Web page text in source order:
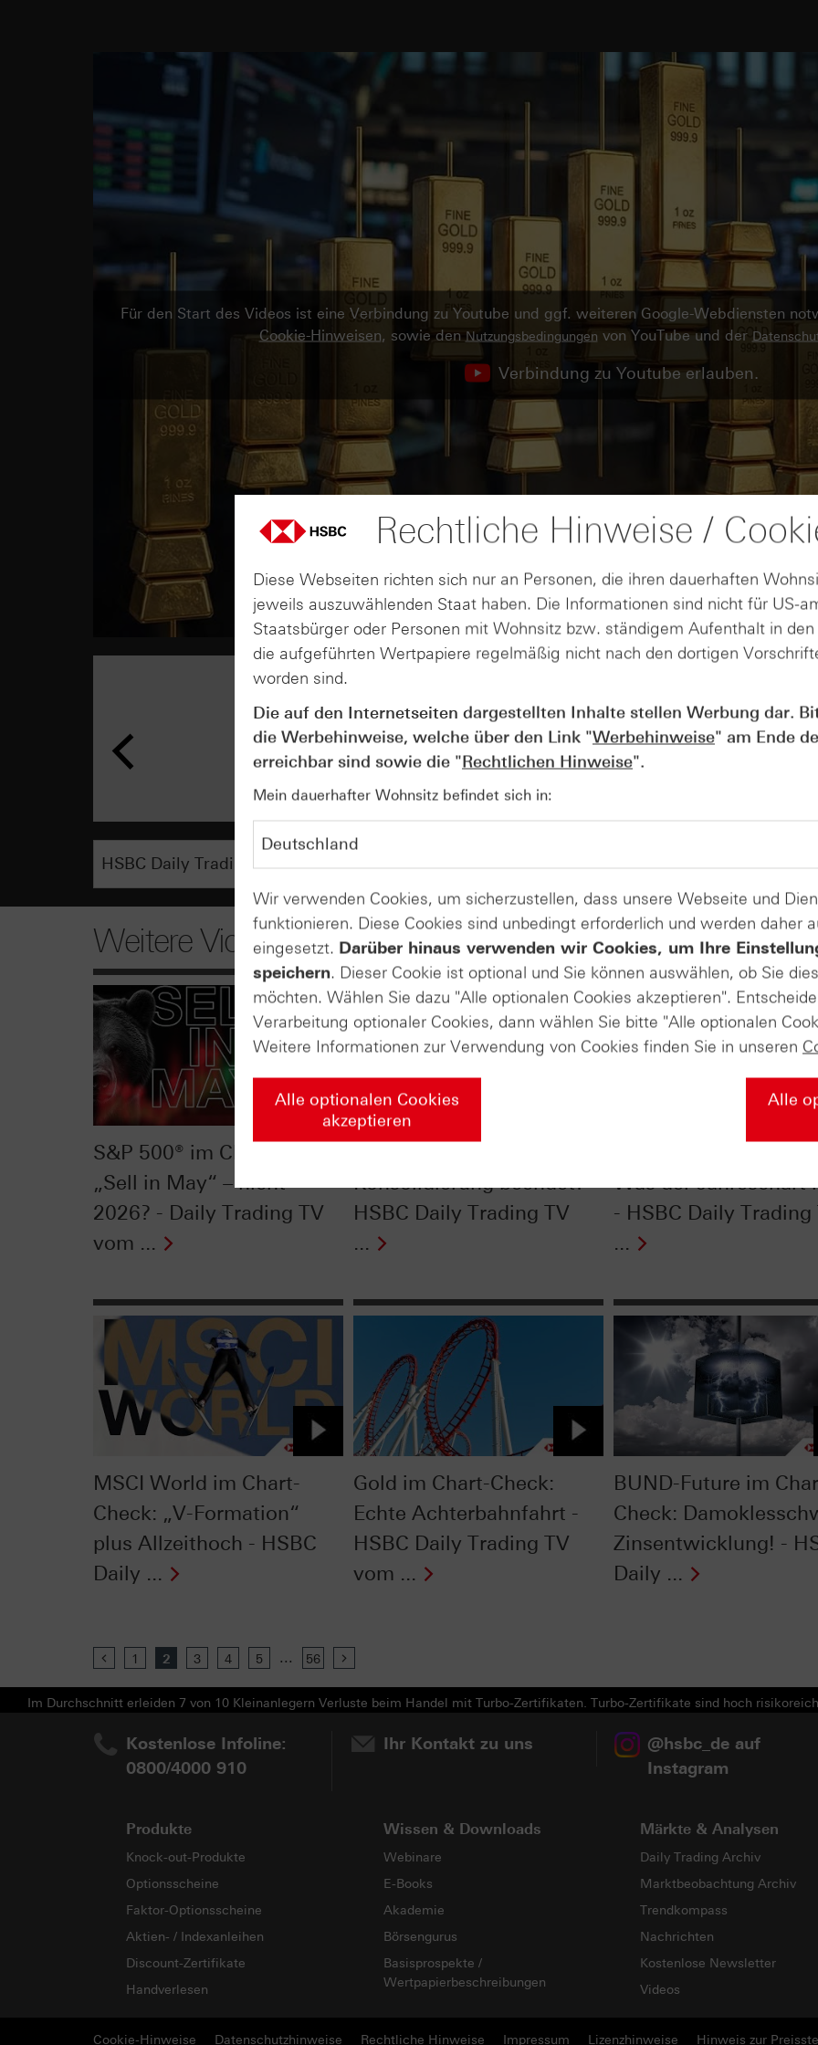
Für den Start des Videos ist eine Verbindung zu Youtube und ggf. weiteren Google-Webdiensten
Cookie-Hinweisen, sowie den Nutzungsbedingungen von YouTube und der
Verbindung zu Youtube erlauben.
AUGUST
04
Der Blick ins Kleingedruckte:
Kündigungen bei Derivaten -
vom 04.08.2026
Weitere Videos
S&P 500® im Chart-Check:
„Sell in May“ – nicht
2026? - Daily Trading TV
vom ...
Konsolidierung beendet? -
HSBC Daily Trading TV
...
Was der Jahreschart
- HSBC Daily Trading
...
MSCI World im Chart-
Check: „V-Formation“
plus Allzeithoch - HSBC
Daily ...
Gold im Chart-Check:
Echte Achterbahnfahrt -
HSBC Daily Trading TV
vom ...
BUND-Future im
Check:
Zinsentwicklung! -
Daily ...
Previous
1 2 3 4 5 ... 56
Im Durchschnitt erleiden 7 von 10 Kleinanlegern Verluste beim Handel mit Turbo-Zertifikaten. Turbo-Zertifikate sind hoch
Kostenlose Infoline:
0800/4000 910
Ihr Kontakt zu uns
@hsbc_de auf
Instagram
Produkte
Knock-out-Produkte
Optionsscheine
Faktor-Optionsscheine
Aktien- / Indexanleihen
Discount-Zertifikate
Handverlesen
Wissen & Downloads
Webinare
E-Books
Akademie
Börsengurus
Basisprospekte /
Wertpapierbeschreibungen
Märkte & Analysen
Daily Trading Archiv
Marktbeobachtung Archiv
Trendkompass
Nachrichten
Kostenlose Newsletter
Videos
Cookie-Hinweise Datenschutzhinweise Rechtliche Hinweise Impressum Lizenzhinweise Hinweis zur
Rechtliche Hinweise /
Diese Webseiten richten sich nur an Personen, die ihren dauerhaften
jeweils auszuwählenden Staat haben. Die Informationen sind nicht für US-
Staatsbürger oder Personen mit Wohnsitz bzw. ständigem Aufenthalt in
die aufgeführten Wertpapiere regelmäßig nicht nach den dortigen
worden sind.
Die auf den Internetseiten dargestellten Inhalte stellen Werbung dar.
die Werbehinweise, welche über den Link "Werbehinweise" am Ende
erreichbar sind sowie die "Rechtlichen Hinweise".
Mein dauerhafter Wohnsitz befindet sich in:
Wir verwenden Cookies, um sicherzustellen, dass unsere Webseite und
funktionieren. Diese Cookies sind unbedingt erforderlich und werden daher
eingesetzt. Darüber hinaus verwenden wir Cookies, um Ihre
speichern. Dieser Cookie ist optional und Sie können auswählen, ob Sie
möchten. Wählen Sie dazu "Alle optionalen Cookies akzeptieren".
Verarbeitung optionaler Cookies, dann wählen Sie bitte "Alle optionalen
Weitere Informationen zur Verwendung von Cookies finden Sie in unseren
Alle optionalen Cookies
akzeptieren
Alle